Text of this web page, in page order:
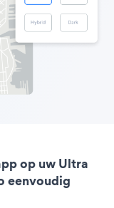
op uw Ultra
eenvoudig